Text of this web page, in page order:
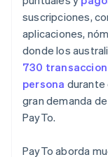
suscripciones,
aplicaciones,
donde los
730
persona durante
gran demanda
PayTo.
PayTo aborda